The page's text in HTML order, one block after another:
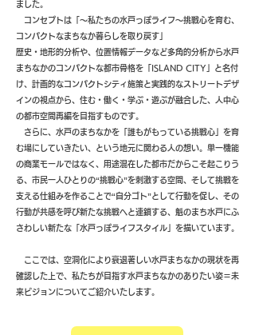
ました。
コンセプトは「～私たちの水戸っぽライフ～挑戦心を育む、
コンパクトなまちなか暮らしを取り戻す」
歴史・地形的分析や、位置情報データなど多角的分析から水戸
まちなかのコンパクトな都市骨格を「ISLAND CITY」と名付
け、計画的なコンパクトシティ施策と実践的なストリートデザ
インの視点から、住む・働く・学ぶ・遊ぶが融合した、人中心
の都市空間再編を目指すものです。
さらに、水戸のまちなかを「誰もがもっている挑戦心」を育
む場にしていきたい、という地元に関わる人の想い。単一機能
の商業モールではなく、用途混在した都市だからこそ起こりう
る、市民一人ひとりの“挑戦心”を刺激する空間、そして挑戦を
支える仕組みを作ることで“自分ゴト”として行動を促し、その
行動が共感を呼び新たな挑戦へと連鎖する、魁のまち水戸にふ
さわしい新たな「水戸っぽライフスタイル」を描いています。
ここでは、空洞化により衰退著しい水戸まちなかの現状を再
確認した上で、私たちが目指す水戸まちなかのありたい姿＝未
来ビジョンについてご紹介いたします。